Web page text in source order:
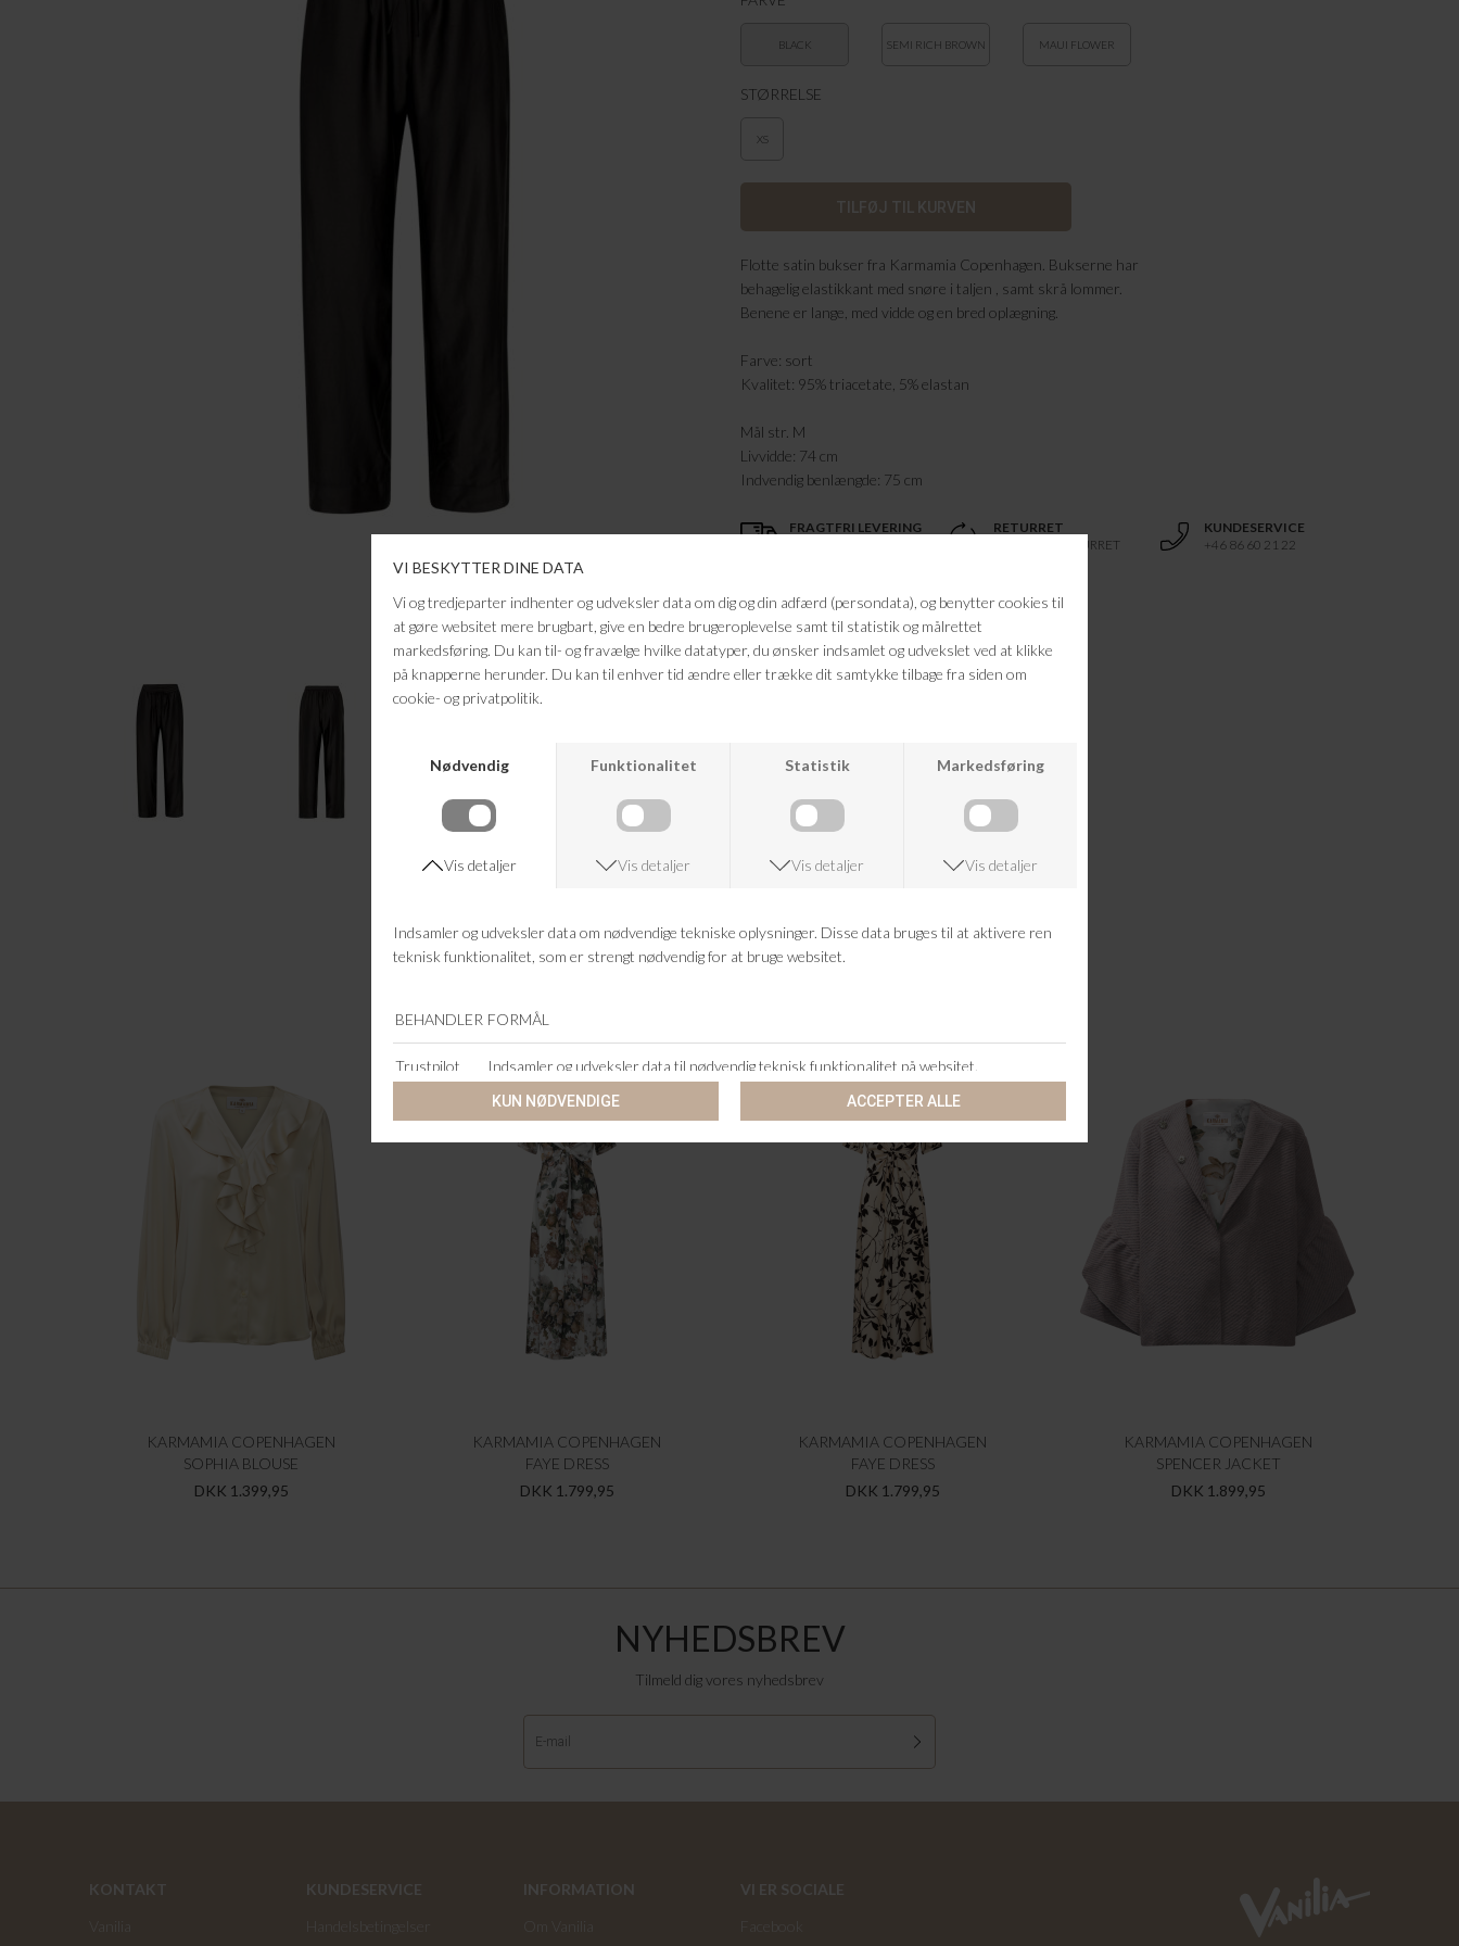
BLACK SEMI RICH BROWN MAUI FLOWER
STØRRELSE
XS
Flotte satin bukser fra Karmamia Copenhagen. Bukserne har
behagelig elastikkant med snøre i taljen , samt skrå lommer.
Benene er lange, med vidde og en bred oplægning.
Farve: sort
Kvalitet: 95% triacetate, 5% elastan
Mål str. M
Livvidde: 74 cm
Indvendig benlængde: 75 cm
FRAGTFRI LEVERING
RETURRET
14 DAGES RETURRET
KUNDESERVICE
+46 86 60 21 22
ANDRE KØBTE OGSÅ
KARMAMIA COPENHAGEN
SOPHIA BLOUSE
DKK 1.399,95
KARMAMIA COPENHAGEN
FAYE DRESS
DKK 1.799,95
KARMAMIA COPENHAGEN
FAYE DRESS
DKK 1.799,95
KARMAMIA COPENHAGEN
SPENCER JACKET
DKK 1.899,95
NYHEDSBREV
Tilmeld dig vores nyhedsbrev
KONTAKT
KUNDESERVICE
INFORMATION
VI ER SOCIALE